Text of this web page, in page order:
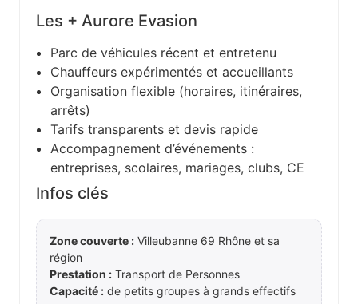
Les + Aurore Evasion
Parc de véhicules récent et entretenu
Chauffeurs expérimentés et accueillants
Organisation flexible (horaires, itinéraires,
arrêts)
Tarifs transparents et devis rapide
Accompagnement d’événements :
entreprises, scolaires, mariages, clubs, CE
Infos clés
Zone couverte : Villeubanne 69 Rhône et sa
région
Prestation : Transport de Personnes
Capacité : de petits groupes à grands effectifs